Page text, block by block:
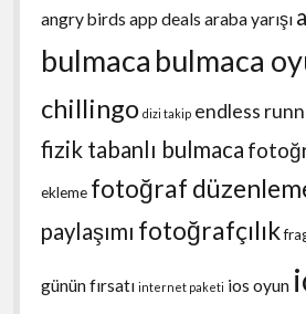
angry birds app deals araba yarışı
bulmaca bulmaca
chillingo dizi takip endless
fizik tabanlı bulmaca
ekleme fotoğraf
paylaşımı fotoğrafçılık
günün fırsatı internet paketi ios oyun